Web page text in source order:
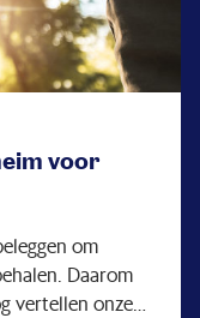
voor
om
Daarom
vertellen onze